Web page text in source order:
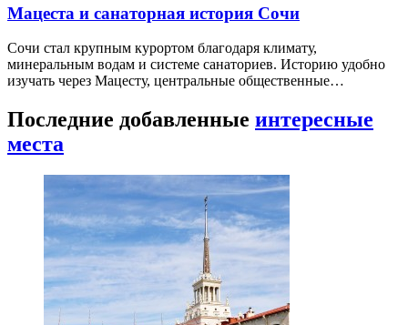
Мацеста и санаторная история Сочи
Сочи стал крупным курортом благодаря климату,
минеральным водам и системе санаториев. Историю удобно
изучать через Мацесту, центральные общественные…
Последние добавленные интересные
места